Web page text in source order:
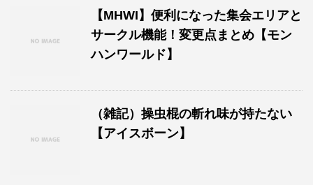
【MHWI】便利になった集会エリアと
サークル機能！変更点まとめ【モン
ハンワールド】
（雑記）操虫棍の斬れ味が持たない
【アイスボーン】